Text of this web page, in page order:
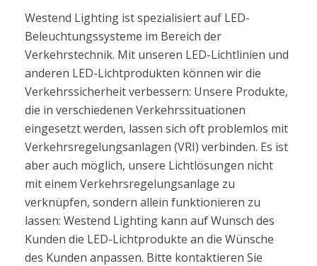
Westend Lighting ist spezialisiert auf LED-
Beleuchtungssysteme im Bereich der
Verkehrstechnik. Mit unseren LED-Lichtlinien und
anderen LED-Lichtprodukten können wir die
Verkehrssicherheit verbessern: Unsere Produkte,
die in verschiedenen Verkehrssituationen
eingesetzt werden, lassen sich oft problemlos mit
Verkehrsregelungsanlagen (VRI) verbinden. Es ist
aber auch möglich, unsere Lichtlösungen nicht
mit einem Verkehrsregelungsanlage zu
verknüpfen, sondern allein funktionieren zu
lassen: Westend Lighting kann auf Wunsch des
Kunden die LED-Lichtprodukte an die Wünsche
des Kunden anpassen. Bitte kontaktieren Sie